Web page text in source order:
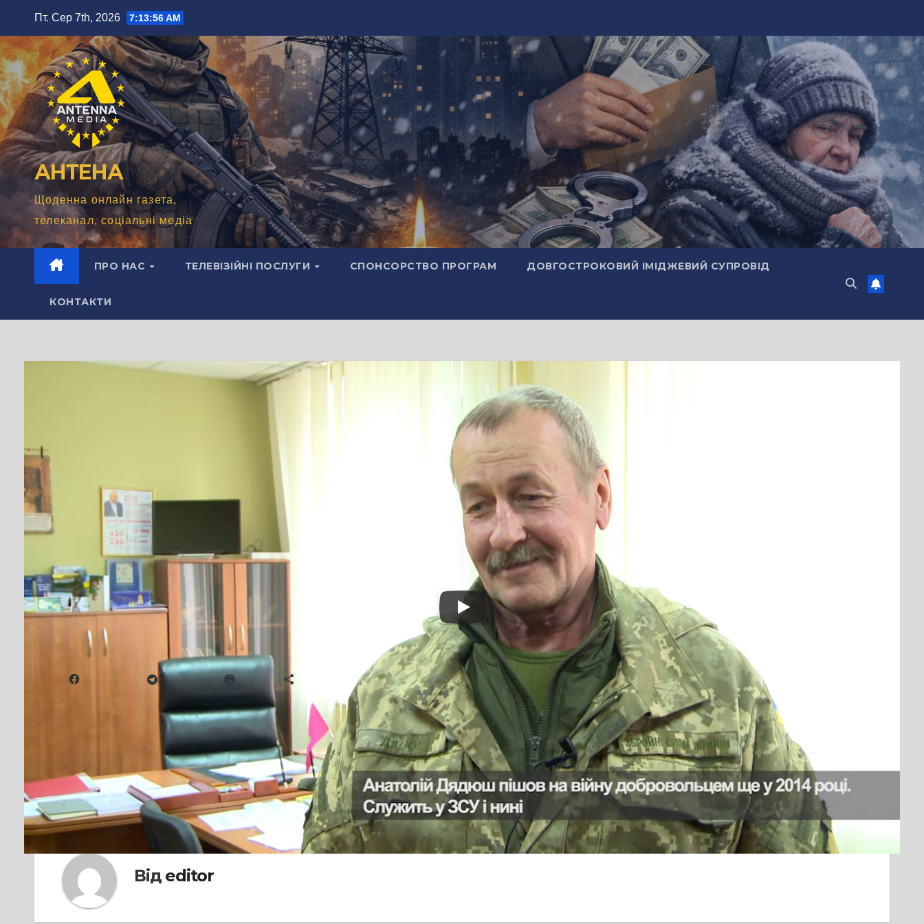
вмісту
Пт. Сер 7th, 2026 7:13:57 AM
АНТЕНА
Щоденна онлайн газета,
телеканал, соціальні медіа
ПРО НАС ТЕЛЕВІЗІЙНІ ПОСЛУГИ СПОНСОРСТВО ПРОГРАМ ДОВГОСТРОКОВИЙ ІМІДЖЕВИЙ СУПРОВІД
КОНТАКТИ
У Смілі учаснику АТО вручили ордер на квартиру
#житло
24 січня в Будинку рад міський голова Олексій Цибко вручив перший у новому 2020 році ордер на державне житло.
Власником став Анатолій Дядюш, учасник АТО, перебував на квартирній черзі з 2014 року.
Анатолій Дядюш пішов на війну добровольцем ще у 2014 році. Служить у ЗСУ і нині. У списку учасників АТО (для поліпшення житлових умов) Анатолій
Дядюш стояв під №1.
Надіслати друзям
Telegram Друк
Навігація
записів
У Смілі почав діяти «Громадський простір»
Підозрюваний у вчиненні смертельної ДТП перебуватиме
під домашнім арештом до 23 березня
Від editor